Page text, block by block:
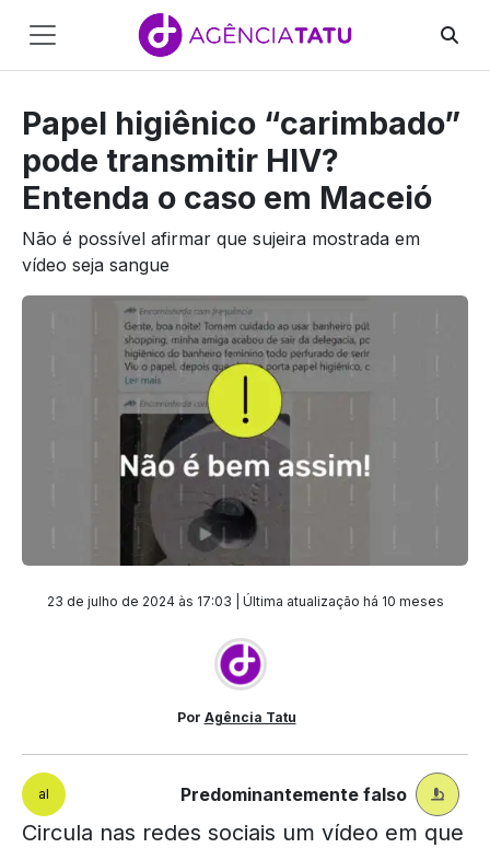
Pular para o conteúdo
Main
Navigation
Papel higiênico “carimbado”
pode transmitir HIV?
Entenda o caso em Maceió
Não é possível afirmar que sujeira mostrada em
vídeo seja sangue
23 de julho de 2024 às 17:03 | Última atualização há 10 meses
Por Agência Tatu
al Predominantemente falso
Circula nas redes sociais um vídeo em que